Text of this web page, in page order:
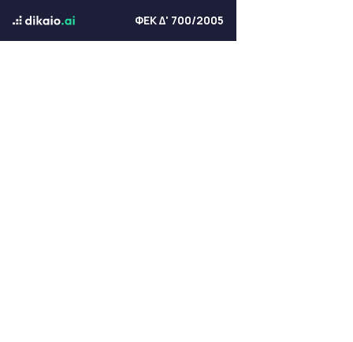
ΦΕΚ Δ' 700/2005